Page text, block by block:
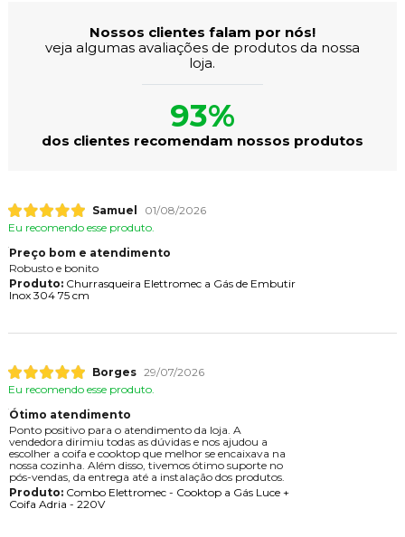
Nossos clientes falam por nós!
veja algumas avaliações de produtos da nossa
loja.
93%
dos clientes recomendam nossos produtos
Samuel
01/08/2026
Eu recomendo esse produto.
Preço bom e atendimento
Robusto e bonito
Produto:Churrasqueira Elettromec a Gás de Embutir
Inox 304 75 cm
Borges 29/07/2026
Eu recomendo esse produto.
Ótimo atendimento
Ponto positivo para o atendimento da loja. A
vendedora dirimiu todas as dúvidas e nos ajudou a
escolher a coifa e cooktop que melhor se encaixava na
nossa cozinha. Além disso, tivemos ótimo suporte no
pós-vendas, da entrega até a instalação dos produtos.
Produto:Combo Elettromec - Cooktop a Gás Luce +
Coifa Adria - 220V